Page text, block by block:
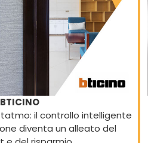
BTICINO
il controllo intelligente
diventa un alleato del